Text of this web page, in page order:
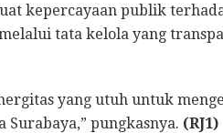
kepercayaan publik
tata kelola yang
yang utuh untuk
pungkasnya. (RJ1)